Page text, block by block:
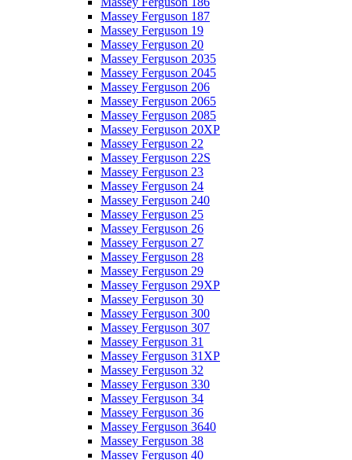
Massey Ferguson 187
Massey Ferguson 19
Massey Ferguson 20
Massey Ferguson 2035
Massey Ferguson 2045
Massey Ferguson 206
Massey Ferguson 2065
Massey Ferguson 2085
Massey Ferguson 20XP
Massey Ferguson 22
Massey Ferguson 22S
Massey Ferguson 23
Massey Ferguson 24
Massey Ferguson 240
Massey Ferguson 25
Massey Ferguson 26
Massey Ferguson 27
Massey Ferguson 28
Massey Ferguson 29
Massey Ferguson 29XP
Massey Ferguson 30
Massey Ferguson 300
Massey Ferguson 307
Massey Ferguson 31
Massey Ferguson 31XP
Massey Ferguson 32
Massey Ferguson 330
Massey Ferguson 34
Massey Ferguson 36
Massey Ferguson 3640
Massey Ferguson 38
Massey Ferguson 40